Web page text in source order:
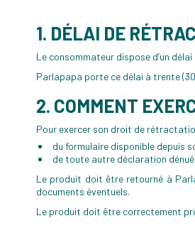
1. DÉLAI DE
Le consommateur dispose d’un
Parlapapa porte ce délai à trente
2. COMMENT
Pour exercer son droit de
du formulaire disponible depuis
de toute autre déclaration
Le produit doit être retourné à
documents éventuels.
Le produit doit être correctement